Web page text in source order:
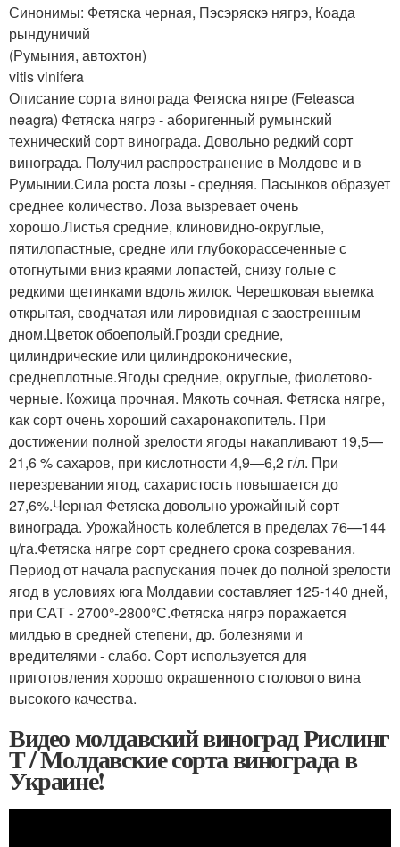
Синонимы: Фетяска черная, Пэсэряскэ нягрэ, Коада
рындуничий
(Румыния, автохтон)
vitis vinifera
Описание сорта винограда Фетяска нягре (Feteasca
neagra) Фетяска нягрэ - аборигенный румынский
технический сорт винограда. Довольно редкий сорт
винограда. Получил распространение в Молдове и в
Румынии.Сила роста лозы - средняя. Пасынков образует
среднее количество. Лоза вызревает очень
хорошо.Листья средние, клиновидно-округлые,
пятилопастные, средне или глубокорассеченные с
отогнутыми вниз краями лопастей, снизу голые с
редкими щетинками вдоль жилок. Черешковая выемка
открытая, сводчатая или лировидная с заостренным
дном.Цветок обоеполый.Грозди средние,
цилиндрические или цилиндроконические,
среднеплотные.Ягоды средние, округлые, фиолетово-
черные. Кожица прочная. Мякоть сочная. Фетяска нягре,
как сорт очень хороший сахаронакопитель. При
достижении полной зрелости ягоды накапливают 19,5—
21,6 % сахаров, при кислотности 4,9—6,2 г/л. При
перезревании ягод, сахаристость повышается до
27,6%.Черная Фетяска довольно урожайный сорт
винограда. Урожайность колеблется в пределах 76—144
ц/га.Фетяска нягре сорт среднего срока созревания.
Период от начала распускания почек до полной зрелости
ягод в условиях юга Молдавии составляет 125-140 дней,
при САТ - 2700°-2800°С.Фетяска нягрэ поражается
милдью в средней степени, др. болезнями и
вредителями - слабо. Сорт используется для
приготовления хорошо окрашенного столового вина
высокого качества.
Видео молдавский виноград Рислинг
Т / Молдавские сорта винограда в
Украине!